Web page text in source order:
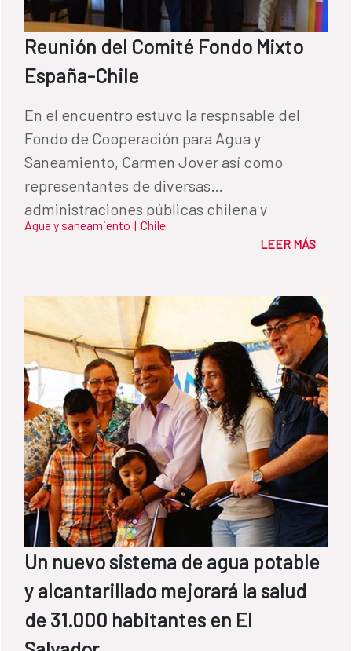
Reunión del Comité Fondo Mixto
España-Chile
En el encuentro estuvo la respnsable del
Fondo de Cooperación para Agua y
Saneamiento, Carmen Jover así como
representantes de diversas
administraciones públicas chilena y
española
Agua y saneamiento | Chile
LEER MÁS
Un nuevo sistema de agua potable
y alcantarillado mejorará la salud
de 31.000 habitantes en El